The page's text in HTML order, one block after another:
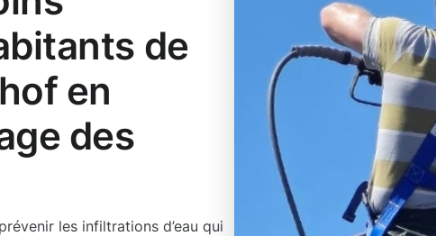
de
en
des
les infiltrations d’eau qui